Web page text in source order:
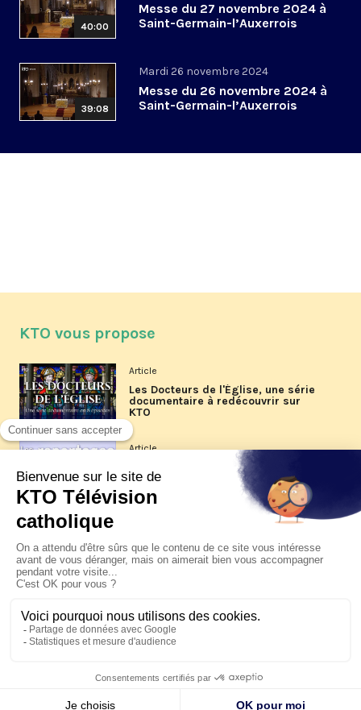
40:00
Messe du 27 novembre 2024 à
Saint-Germain-l’Auxerrois
39:08
Mardi 26 novembre 2024
Messe du 26 novembre 2024 à
Saint-Germain-l’Auxerrois
KTO vous propose
Article
Les Docteurs de l'Église, une série
documentaire à redécouvrir sur
KTO
Article
Les reportages d'été 2026 de KTO
La visite pastorale du pape Léon
XIV à Assise à suivre sur KTO le
jeudi 6 août
Le pape en Uruguay, Argentine et
Pérou du 6 au 17 novembre 2026